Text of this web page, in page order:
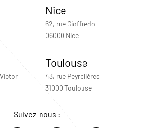
Nice
62, rue Gioffredo
06000 Nice
Toulouse
43, rue Peyrolières
31000 Toulouse
Suivez-nous :